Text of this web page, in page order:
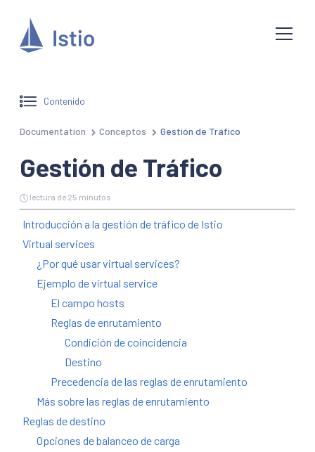
Contenido
Documentation Conceptos Gestión de Tráfico
Gestión de Tráfico
lectura de 25 minutos
Introducción a la gestión de tráfico de Istio
Virtual services
¿Por qué usar virtual services?
Ejemplo de virtual service
El campo hosts
Reglas de enrutamiento
Condición de coincidencia
Destino
Precedencia de las reglas de enrutamiento
Más sobre las reglas de enrutamiento
Reglas de destino
Opciones de balanceo de carga